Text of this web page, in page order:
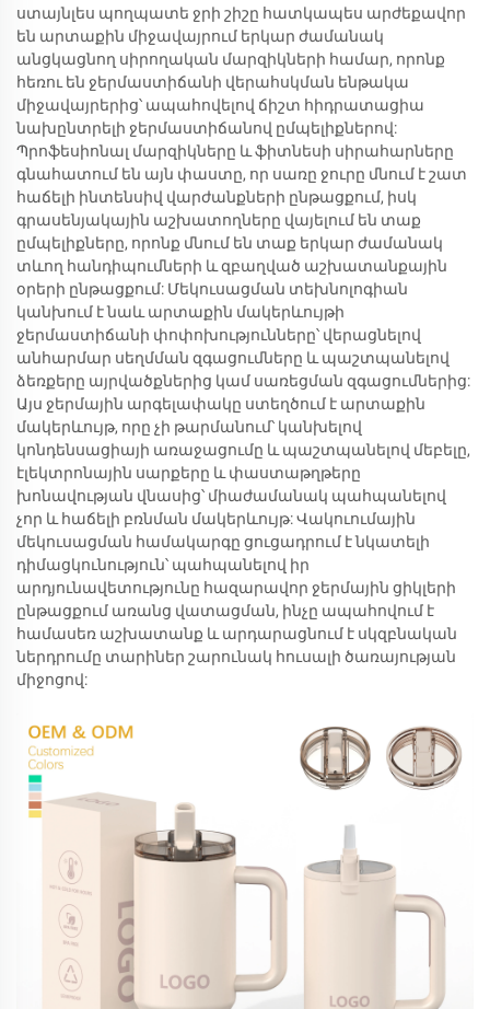
ստայնլես պողպատե ջրի շիշը հատկապես արժեքավոր
են արտաքին միջավայրում երկար ժամանակ
անցկացնող սիրողական մարզիկների համար, որոնք
հեռու են ջերմաստիճանի վերահսկման ենթակա
միջավայրերից՝ ապահովելով ճիշտ հիդրատացիա
նախընտրելի ջերմաստիճանով ըմպելիքներով:
Պրոֆեսիոնալ մարզիկները և ֆիտնեսի սիրահարները
գնահատում են այն փաստը, որ սառը ջուրը մնում է շատ
հաճելի ինտենսիվ վարժանքների ընթացքում, իսկ
գրասենյակային աշխատողները վայելում են տաք
ըմպելիքները, որոնք մնում են տաք երկար ժամանակ
տևող հանդիպումների և զբաղված աշխատանքային
օրերի ընթացքում: Մեկուսացման տեխնոլոգիան
կանխում է նաև արտաքին մակերևույթի
ջերմաստիճանի փոփոխությունները՝ վերացնելով
անհարմար սեղմման զգացումները և պաշտպանելով
ձեռքերը այրվածքներից կամ սառեցման զգացումներից:
Այս ջերմային արգելափակը ստեղծում է արտաքին
մակերևույթ, որը չի թարմանում՝ կանխելով
կոնդենսացիայի առաջացումը և պաշտպանելով մեբելը,
էլեկտրոնային սարքերը և փաստաթղթերը
խոնավության վնասից՝ միաժամանակ պահպանելով
չոր և հաճելի բռնման մակերևույթ: Վակուումային
մեկուսացման համակարգը ցուցադրում է նկատելի
դիմացկունություն՝ պահպանելով իր
արդյունավետությունը հազարավոր ջերմային ցիկլերի
ընթացքում առանց վատացման, ինչը ապահովում է
համասեռ աշխատանք և արդարացնում է սկզբնական
ներդրումը տարիներ շարունակ հուսալի ծառայության
միջոցով: